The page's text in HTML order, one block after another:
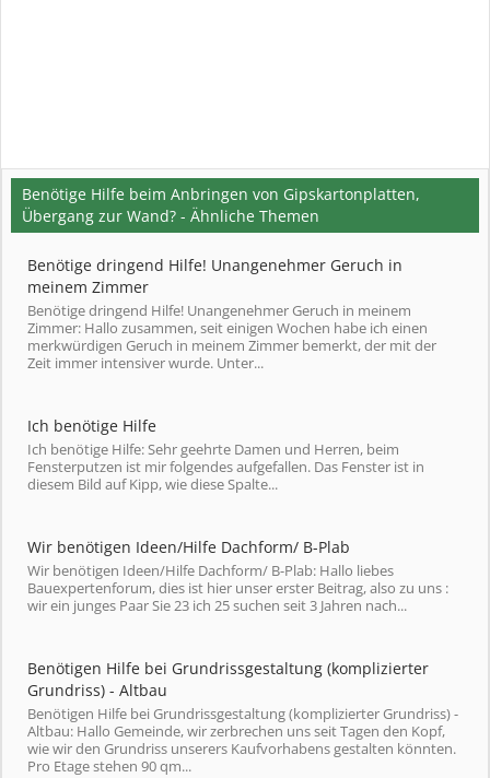
Benötige Hilfe beim Anbringen von Gipskartonplatten,
Übergang zur Wand? - Ähnliche Themen
Benötige dringend Hilfe! Unangenehmer Geruch in
meinem Zimmer
Benötige dringend Hilfe! Unangenehmer Geruch in meinem
Zimmer: Hallo zusammen, seit einigen Wochen habe ich einen
merkwürdigen Geruch in meinem Zimmer bemerkt, der mit der
Zeit immer intensiver wurde. Unter...
Ich benötige Hilfe
Ich benötige Hilfe: Sehr geehrte Damen und Herren, beim
Fensterputzen ist mir folgendes aufgefallen. Das Fenster ist in
diesem Bild auf Kipp, wie diese Spalte...
Wir benötigen Ideen/Hilfe Dachform/ B-Plab
Wir benötigen Ideen/Hilfe Dachform/ B-Plab: Hallo liebes
Bauexpertenforum, dies ist hier unser erster Beitrag, also zu uns :
wir ein junges Paar Sie 23 ich 25 suchen seit 3 Jahren nach...
Benötigen Hilfe bei Grundrissgestaltung (komplizierter
Grundriss) - Altbau
Benötigen Hilfe bei Grundrissgestaltung (komplizierter Grundriss) -
Altbau: Hallo Gemeinde, wir zerbrechen uns seit Tagen den Kopf,
wie wir den Grundriss unserers Kaufvorhabens gestalten könnten.
Pro Etage stehen 90 qm...